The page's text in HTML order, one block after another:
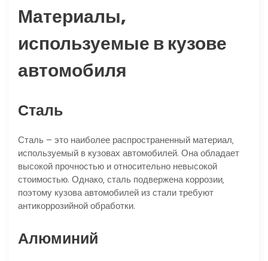
Материалы‚
используемые в кузове
автомобиля
Сталь
Сталь – это наиболее распространенный материал‚
используемый в кузовах автомобилей. Она обладает
высокой прочностью и относительно невысокой
стоимостью. Однако‚ сталь подвержена коррозии‚
поэтому кузова автомобилей из стали требуют
антикоррозийной обработки.
Алюминий